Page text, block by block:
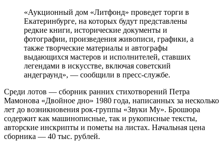
«Аукционный дом «Литфонд» проведет торги в
Екатеринбурге, на которых будут представлены
редкие книги, исторические документы и
фотографии, произведения живописи, графики, а
также творческие материалы и автографы
выдающихся мастеров и исполнителей, ставших
легендами в искусстве, включая советский
андеграунд», — сообщили в пресс-службе.
Среди лотов — сборник ранних стихотворений Петра
Мамонова «Двойное дно» 1980 года, написанных за несколько
лет до возникновения рок-группы «Звуки Му». Брошюра
содержит как машинописные, так и рукописные тексты,
авторские инскрипты и пометы на листах. Начальная цена
сборника — 40 тыс. рублей.